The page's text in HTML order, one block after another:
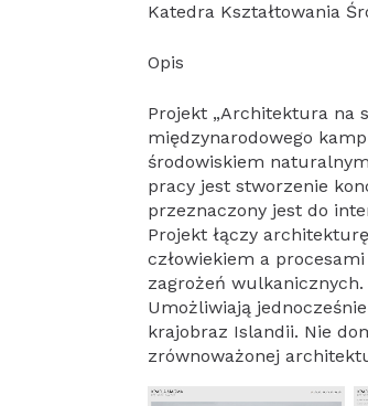
Katedra Kształtowania
Opis
Projekt „Architektura na
międzynarodowego
środowiskiem
pracy jest stworzenie
przeznaczony jest do
Projekt łączy
człowiekiem a
zagrożeń
Umożliwiają
krajobraz Islandii. Nie
zrównoważonej